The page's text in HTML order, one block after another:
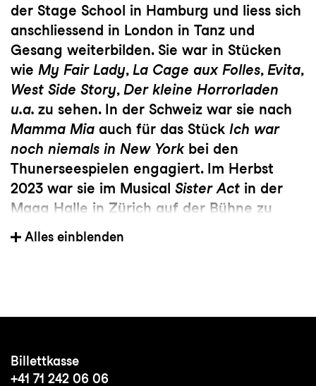
der Stage School in Hamburg und liess sich
anschliessend in London in Tanz und
Gesang weiterbilden. Sie war in Stücken
wie My Fair Lady, La Cage aux Folles, Evita,
West Side Story, Der kleine Horrorladen
u.a. zu sehen. In der Schweiz war sie nach
Mamma Mia auch für das Stück Ich war
noch niemals in New Yorkbei den
Thunerseespielen engagiert. Im Herbst
2023 war sie im Musical SisterAct in der
Maag Halle in Zürich auf der Bühne zu
sehen.
Rachele arbeitet bereits seit 2014
Arbeiten führten sie ins Stadttheater
Alles einblenden
Billettkasse
+41 71 242 06 06